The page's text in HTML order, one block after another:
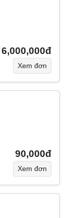
6,000,000đ
Xem đơn
90,000đ
Xem đơn